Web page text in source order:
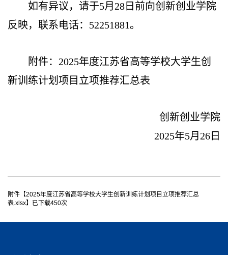
如有异议，请于5月 28 日前向创新创业学院
反映，联系电话： 52251881。
附件： 2025年度江苏省高等学校大学生创
新训练计划项目立项推荐汇总表
创新创业学院
2025年5月 26 日
附件【2025年度江苏省高等学校大学生创新训练计划项目立项推荐汇总
表.xlsx】已下载450次